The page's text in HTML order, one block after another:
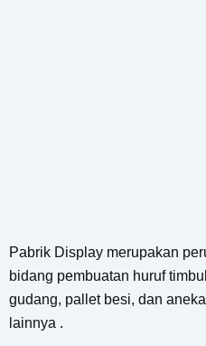
Pabrik Display merupakan
bidang pembuatan huruf
gudang, pallet besi, dan
lainnya .